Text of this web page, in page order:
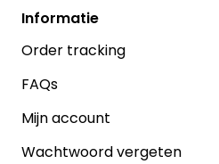
Informatie
Order tracking
FAQs
Mijn account
Wachtwoord vergeten